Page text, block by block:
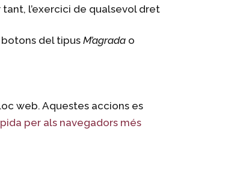
l’exercici de qualsevol dret
botons del tipusM’agrada o
web. Aquestes accions es
per als navegadors més